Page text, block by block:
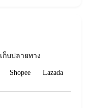
เก็บปลายทาง
Shopee Lazada